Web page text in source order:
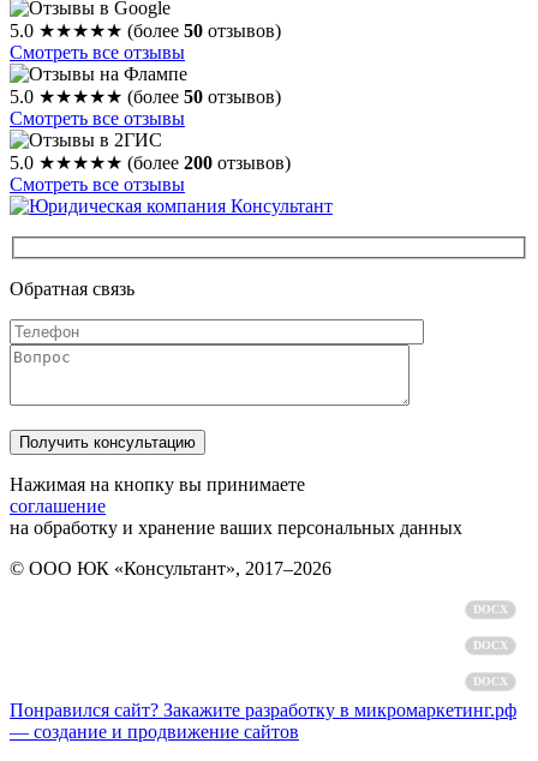
5.0 ★★★★★ (более 50 отзывов)
Смотреть все отзывы
5.0 ★★★★★ (более 50 отзывов)
Смотреть все отзывы
5.0 ★★★★★ (более 200 отзывов)
Смотреть все отзывы
Обратная связь
Нажимая на кнопку вы принимаете
соглашение
на обработку и хранение ваших персональных данных
© ООО ЮК «Консультант», 2017–2026
DOCX
DOCX
DOCX
Понравился сайт? Закажите разработку в микромаркетинг.рф
— создание и продвижение сайтов